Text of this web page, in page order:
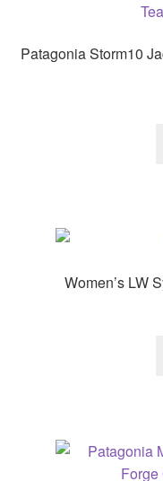
Patagonia Storm10
Women’s LW